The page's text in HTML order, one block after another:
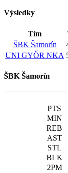
Výsledky
Tím
ŠBK Šamorín
UNI GYŐR NKA
ŠBK Šamorín